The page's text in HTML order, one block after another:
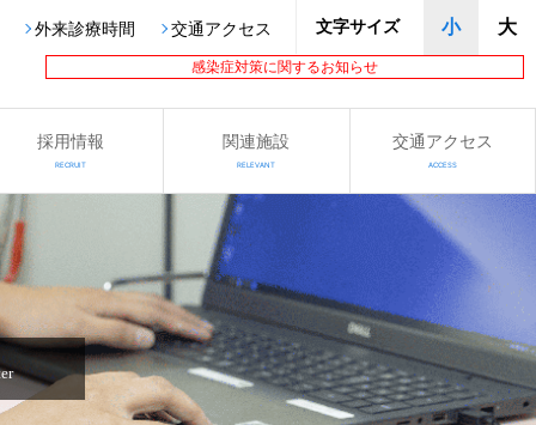
感染症対策に関するお知らせ
外来診療時間 交通アクセス 文字サイズ 小 大
採用情報
RECRUIT
関連施設
RELEVANT
交通アクセス
ACCESS